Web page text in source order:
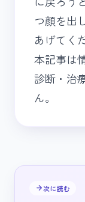
つ顔を出
あげてく
本記事は
診断・治
ん。
次に読む